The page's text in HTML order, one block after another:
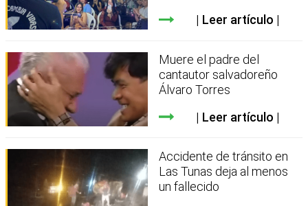
Leer artículo
Muere el padre del
cantautor salvadoreño
Álvaro Torres
Leer artículo
Accidente de tránsito en
Las Tunas deja al menos
un fallecido